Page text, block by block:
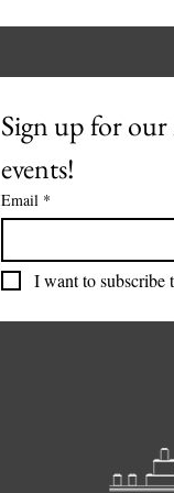
Sign up for our
events!
Email *
I want to subscribe